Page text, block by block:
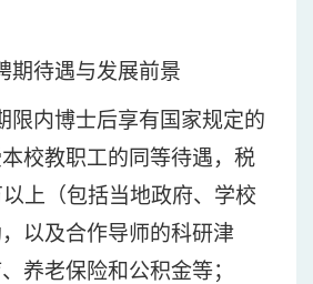
期待遇与发展前景
限内博士后享有国家规定的
校教职工的同等待遇，税
上（包括当地政府、学校
以及合作导师的科研津
养老保险和公积金等；